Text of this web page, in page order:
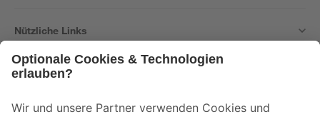
Nützliche Links
Der toom Newsletter: Keine Angebote und Aktionen mehr verpassen!